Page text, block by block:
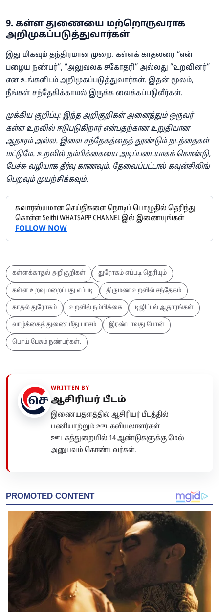
9. கள்ள துணையை மற்றொருவராக
அறிமுகப்படுத்துவார்கள்
இது மிகவும் தந்திரமான முறை. கள்ளக் காதலரை “என்
பழைய நண்பர்”, “அலுவலக சகோதரி” அல்லது “உறவினர்”
என உங்களிடம் அறிமுகப்படுத்துவார்கள். இதன் மூலம்,
நீங்கள் சந்தேகிக்காமல் இருக்க வைக்கப்படுவீர்கள்.
முக்கிய குறிப்பு: இந்த அறிகுறிகள் அனைத்தும் ஒருவர்
கள்ள உறவில் ஈடுபடுகிறார் என்பதற்கான உறுதியான
ஆதாரம் அல்ல. இவை சந்தேகத்தைத் தூண்டும் நடத்தைகள்
மட்டுமே. உறவில் நம்பிக்கையை அடிப்படையாகக் கொண்டு,
பேச்சு வழியாக தீர்வு காணவும், தேவைப்பட்டால் கவுன்சிலிங்
பெறவும் முயற்சிக்கவும்.
சுவாரஸ்யமான செய்திகளை நொடிப் பொழுதில் தெரிந்து
கொள்ள Seithi WHATSAPP CHANNEL இல் இணையுங்கள்
FOLLOW NOW
கள்ளக்காதல் அறிகுறிகள் துரோகம் எப்படி தெரியும்
கள்ள உறவு மறைப்பது எப்படி திருமண உறவில் சந்தேகம்
காதல் துரோகம் உறவில் நம்பிக்கை டிஜிட்டல் ஆதாரங்கள்
வாழ்க்கைத் துணை மீது பாசம் இரண்டாவது போன்
பொய் பேசும் நண்பர்கள்.
WRITTEN BY
ஆசிரியர் பீடம்
இணையதளத்தில் ஆசிரியர் பீடத்தில்
பணியாற்றும் ஊடகவியலாளர்கள்
ஊடகத்துறையில் 14 ஆண்டுகளுக்கு மேல்
அனுபவம் கொண்டவர்கள்.